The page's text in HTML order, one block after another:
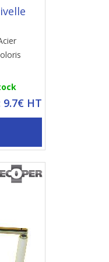
9.7€ HT